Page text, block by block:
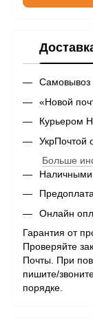
Самовывоз
«Новой
Курьером
УкрПочтой
Больше
Наличными
Онлайн
Гарантия от
Проверяйте
Почты. При
пишите/
порядке.